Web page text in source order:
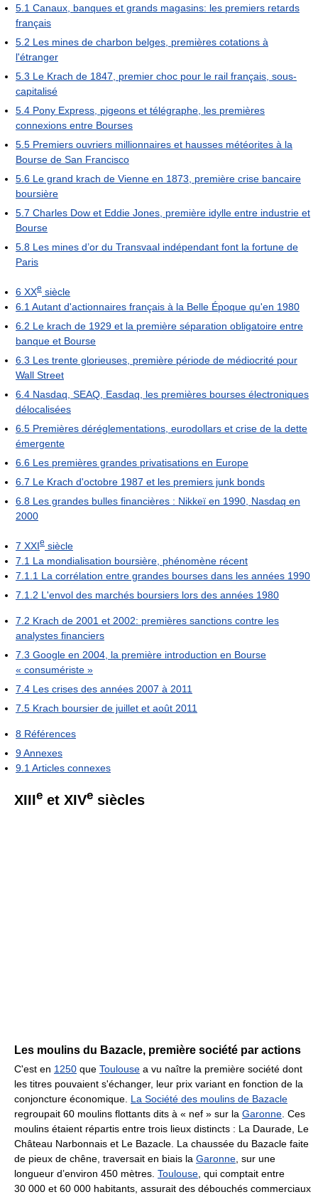
5.1 Canaux, banques et grands magasins: les premiers retards
français
5.2 Les mines de charbon belges, premières cotations à
l'étranger
5.3 Le Krach de 1847, premier choc pour le rail français, sous-
capitalisé
5.4 Pony Express, pigeons et télégraphe, les premières
connexions entre Bourses
5.5 Premiers ouvriers millionnaires et hausses météorites à la
Bourse de San Francisco
5.6 Le grand krach de Vienne en 1873, première crise bancaire
boursière
5.7 Charles Dow et Eddie Jones, première idylle entre industrie et
Bourse
5.8 Les mines d’or du Transvaal indépendant font la fortune de
Paris
6 XXe siècle
6.1 Autant d'actionnaires français à la Belle Époque qu'en 1980
6.2 Le krach de 1929 et la première séparation obligatoire entre
banque et Bourse
6.3 Les trente glorieuses, première période de médiocrité pour
Wall Street
6.4 Nasdaq, SEAQ, Easdaq, les premières bourses électroniques
délocalisées
6.5 Premières déréglementations, eurodollars et crise de la dette
émergente
6.6 Les premières grandes privatisations en Europe
6.7 Le Krach d'octobre 1987 et les premiers junk bonds
6.8 Les grandes bulles financières : Nikkeï en 1990, Nasdaq en
2000
7 XXIe siècle
7.1 La mondialisation boursière, phénomène récent
7.1.1 La corrélation entre grandes bourses dans les années 1990
7.1.2 L'envol des marchés boursiers lors des années 1980
7.2 Krach de 2001 et 2002: premières sanctions contre les
analystes financiers
7.3 Google en 2004, la première introduction en Bourse
« consumériste »
7.4 Les crises des années 2007 à 2011
7.5 Krach boursier de juillet et août 2011
8 Références
9Annexes
9.1 Articles connexes
XIIIe et XIVe siècles
Les moulins du Bazacle, première société par actions
C'est en 1250 que Toulouse a vu naître la première société dont
les titres pouvaient s'échanger, leur prix variant en fonction de la
conjoncture économique. La Société des moulins de Bazacle
regroupait 60 moulins flottants dits à « nef » sur la Garonne . Ces
moulins étaient répartis entre trois lieux distincts : La Daurade, Le
Château Narbonnais et Le Bazacle. La chaussée du Bazacle faite
de pieux de chêne, traversait en biais la Garonne , sur une
longueur d’environ 450 mètres. Toulouse , qui comptait entre
30 000 et 60 000 habitants, assurait des débouchés commerciaux